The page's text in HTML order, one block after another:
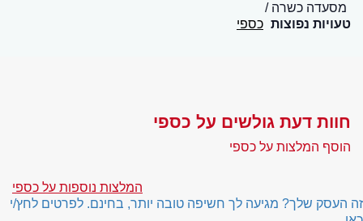
מסעדה כשרה
טעויות נפוצות כספי
חוות דעת גולשים על כספי
הוסף המלצות על כספי
המלצות נוספות על כספי
זה העסק שלך? מגיעה לך חשיפה טובה יותר, בחינם. לפרטים לחץ/י